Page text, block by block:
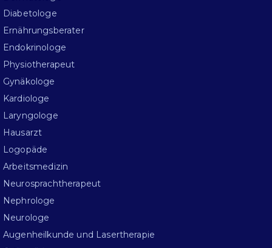
Diabetologe
Ernährungsberater
Endokrinologe
Physiotherapeut
Gynäkologe
Kardiologe
Laryngologe
Hausarzt
Logopäde
Arbeitsmedizin
Neurosprachtherapeut
Nephrologe
Neurologe
Augenheilkunde und Lasertherapie